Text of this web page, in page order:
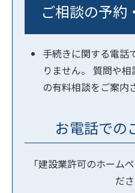
ご相談の予約
手続きに関する電話
りません。 質問や
の有料相談をご案内
お電話での
「建設業許可のホーム
ださ